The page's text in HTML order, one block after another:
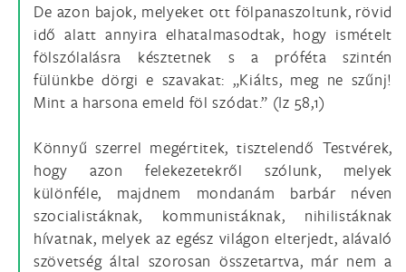
De azon bajok, melyeket ott fölpanaszoltunk, rövid
idő alatt annyira elhatalmasodtak, hogy ismételt
fölszólalásra késztetnek s a próféta szintén
fülünkbe dörgi e szavakat: „Kiálts, meg ne szűnj!
Mint a harsona emeld föl szódat.” (Iz 58,1)
Könnyű szerrel megértitek, tisztelendő Testvérek,
hogy azon felekezetekről szólunk, melyek
különféle, majdnem mondanám barbár néven
szocialistáknak, kommunistáknak, nihilistáknak
hívatnak, melyek az egész világon elterjedt, alávaló
szövetség által szorosan összetartva, már nem a